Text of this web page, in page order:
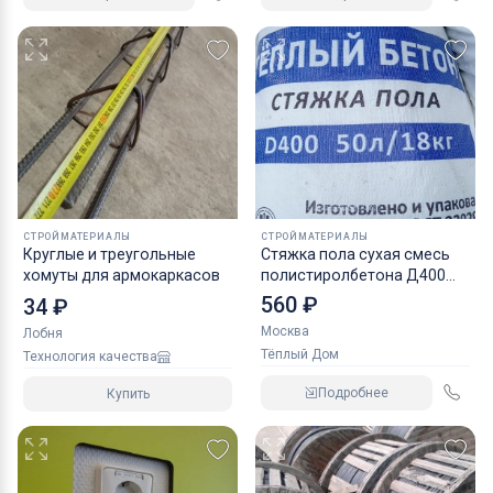
Ключевые слова:
Ткань Бельтинг, бельтинг фильтровальный, бельтинг
БФ-БД купить, бельтинг 2030, бельтинг-ткань, арт. 2030,
ткань хб, ткань фильтровальная, фильтродиагональ,
фильтровальная ткань, фильтробельтинг, купить оптом,
производитель ткани, ткань капрон, полотно пол
СТРОЙМАТЕРИАЛЫ
Круглые и треугольные
хомуты для армокаркасов
34 ₽
Лобня
Технология качества
Купить
СТРОЙМАТЕРИАЛЫ
Стяжка пола сухая смесь
полистиролбетона Д400
Д500
560 ₽
Москва
Тёплый Дом
Подробнее